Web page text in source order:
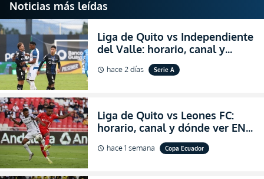
Noticias más leídas
Liga de Quito vs Independiente
del Valle: horario, canal y
dónde ver EN VIVO el
partidazo por la fecha 24 de la
schedule hace 2 días Serie A
Liga de Quito vs Leones FC:
horario, canal y dónde ver EN
VIVO los octavos de final de la
Copa Ecuador 2026
schedule hace 1 semana Copa Ecuador